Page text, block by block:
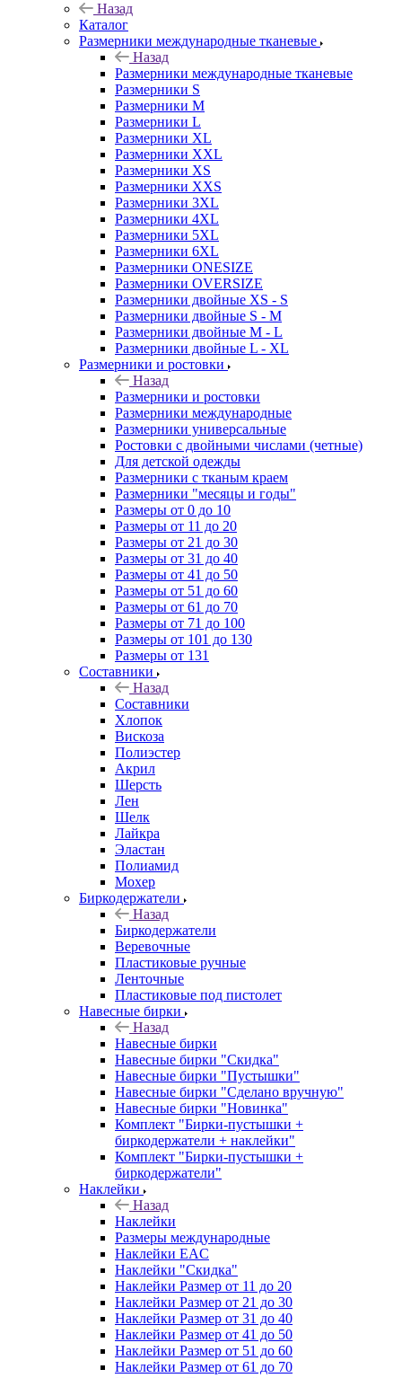
Назад
Каталог
Размерники международные тканевые
Назад
Размерники международные тканевые
Размерники S
Размерники M
Размерники L
Размерники XL
Размерники XXL
Размерники XS
Размерники XXS
Размерники 3XL
Размерники 4XL
Размерники 5XL
Размерники 6XL
Размерники ONESIZE
Размерники OVERSIZE
Размерники двойные XS - S
Размерники двойные S - M
Размерники двойные M - L
Размерники двойные L - XL
Размерники и ростовки
Назад
Размерники и ростовки
Размерники международные
Размерники универсальные
Ростовки с двойными числами (четные)
Для детской одежды
Размерники с тканым краем
Размерники "месяцы и годы"
Размеры от 0 до 10
Размеры от 11 до 20
Размеры от 21 до 30
Размеры от 31 до 40
Размеры от 41 до 50
Размеры от 51 до 60
Размеры от 61 до 70
Размеры от 71 до 100
Размеры от 101 до 130
Размеры от 131
Составники
Назад
Составники
Хлопок
Вискоза
Полиэстер
Акрил
Шерсть
Лен
Шелк
Лайкра
Эластан
Полиамид
Мохер
Биркодержатели
Назад
Биркодержатели
Веревочные
Пластиковые ручные
Ленточные
Пластиковые под пистолет
Навесные бирки
Назад
Навесные бирки
Навесные бирки "Скидка"
Навесные бирки "Пустышки"
Навесные бирки "Сделано вручную"
Навесные бирки "Новинка"
Комплект "Бирки-пустышки +
биркодержатели + наклейки"
Комплект "Бирки-пустышки +
биркодержатели"
Наклейки
Назад
Наклейки
Размеры международные
Наклейки EAC
Наклейки "Скидка"
Наклейки Размер от 11 до 20
Наклейки Размер от 21 до 30
Наклейки Размер от 31 до 40
Наклейки Размер от 41 до 50
Наклейки Размер от 51 до 60
Наклейки Размер от 61 до 70